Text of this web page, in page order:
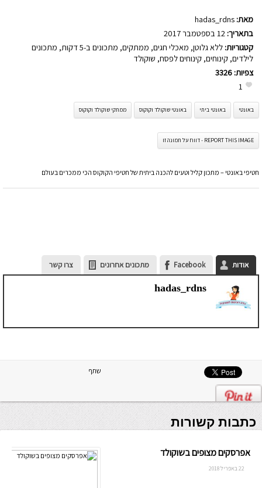
מאת: hadas_rdns
בתאריך:
קטגוריות: ללא גלוטן, מאכלי חגים, ממתקים, מתכונים ב-5 דקות , מתכונים
לילדים, קינוחים, קינוחים לפסח, שוקולד
צפיות: 3326
1
באונטי באונטי ביתי באונטי שוקולד וקוקוס ממתקי שוקולד וקוקוס
REPORT THIS IMAGE - דווח על תמונה זו
חטיפי באונטי – מתכון קליל וטעים להכנה ביתית של חטיפי הקוקוס הכי ממכרים בעולם
אודות Facebook מתכונים אחרונים צרו קשר
hadas_rdns
שתף
כתבות קשורות
אפרסקים מצופים בשוקולד
22 באפריל 2018